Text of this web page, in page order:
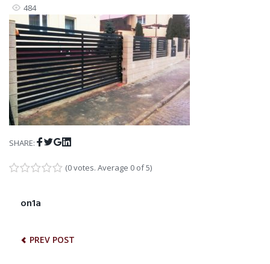
484
SHARE: Facebook
Twitter
Google+
(0 votes. Average 0of 5)
NAWIGACJA
on1a
PREV POST
Previous